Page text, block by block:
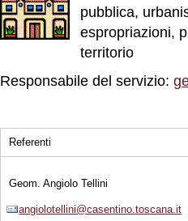
pubblica,
espropriazioni,
territorio
Responsabile del servizio:
Referenti
Geom. Angiolo Tellini
angiolotellini@casentino.toscana.it